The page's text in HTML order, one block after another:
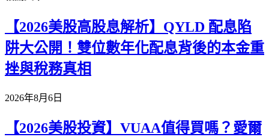
【2026美股高股息解析】QYLD 配息陷
阱大公開！雙位數年化配息背後的本金重
挫與稅務真相
2026年8月6日
【2026美股投資】VUAA值得買嗎？愛爾